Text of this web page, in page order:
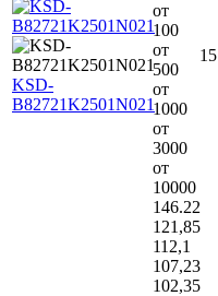
KSD-
B82721K2501N021
от
100
от
500
от
1000
от
3000
от
10000
146.22
121,85
112,1
107,23
102,35
15